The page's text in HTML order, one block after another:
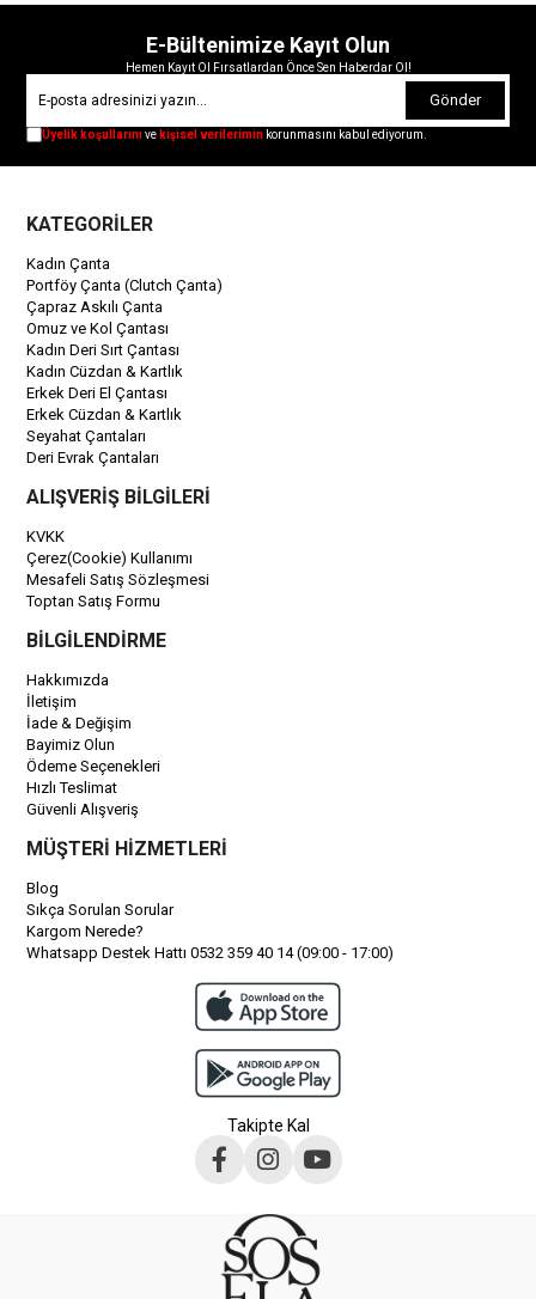
E-Bültenimize Kayıt Olun
Hemen Kayıt Ol Fırsatlardan Önce Sen Haberdar Ol!
Gönder
Üyelik koşullarınıve kişisel verilerimin korunmasını kabul ediyorum.
KATEGORİLER
Kadın Çanta
Portföy Çanta (Clutch Çanta)
Çapraz Askılı Çanta
Omuz ve Kol Çantası
Kadın Deri Sırt Çantası
Kadın Cüzdan & Kartlık
Erkek Deri El Çantası
Erkek Cüzdan & Kartlık
Seyahat Çantaları
Deri Evrak Çantaları
ALIŞVERİŞ BİLGİLERİ
KVKK
Çerez(Cookie) Kullanımı
Mesafeli Satış Sözleşmesi
Toptan Satış Formu
BİLGİLENDİRME
Hakkımızda
İletişim
İade & Değişim
Bayimiz Olun
Ödeme Seçenekleri
Hızlı Teslimat
Güvenli Alışveriş
MÜŞTERİ HİZMETLERİ
Blog
Sıkça Sorulan Sorular
Kargom Nerede?
Whatsapp Destek Hattı 0532 359 40 14 (09:00 - 17:00)
Takipte Kal